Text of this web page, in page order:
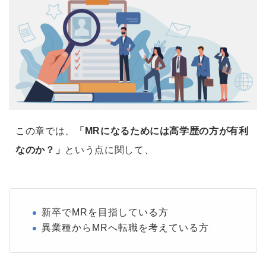
この章では、
「MRになるためには高学歴の方が有利
なのか？」 という点に関して、
新卒でMRを目指している方
異業種からMRへ転職を考えている方